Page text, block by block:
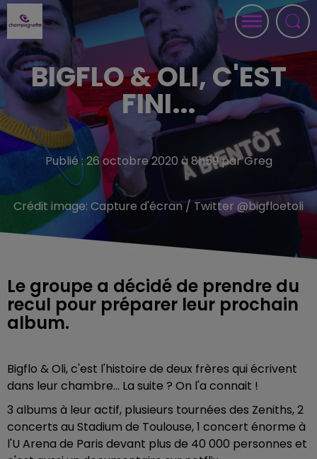
BIGFLO & OLI, C'EST
FINI...
Publié : 26 octobre 2020 à 8h59 par Greg
Crédit image: Capture d'écran / Twitter @bigfloetoli
Le groupe a décidé de prendre du
recul pour préparer leur prochain
album.
Bigflo & Oli, c'est l'histoire de deux frères qui écrivent
dans leur chambre... La suite ? On l'a connait !
3 albums à leur actif, plusieurs tournées des Zeniths, 2
concerts au Stadium de Toulouse, 1 concert énorme à
l'U Arena de Paris devant plus de 40 000 personnes et